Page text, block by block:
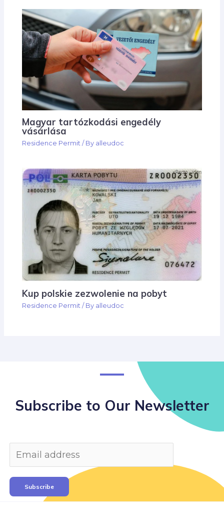
Magyar tartózkodási engedély
vásárlása
Residence Permit / By alleudoc
Kup polskie zezwolenie na pobyt
Residence Permit / By alleudoc
Subscribe to Our Newsletter
Subscribe